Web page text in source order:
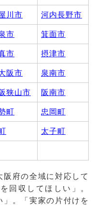
川市 河内長野市
市 箕面市
市 摂津市
阪市 泉南市
狭山市 阪南市
町 忠岡町
太子町
府の全域に対応して
回収してほしい」。
」。「実家の片付けを